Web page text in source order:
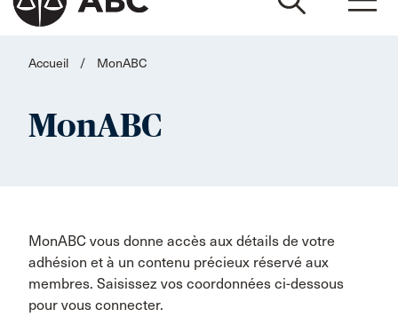
Accueil / MonABC
MonABC
MonABC vous donne accès aux détails de votre
adhésion et à un contenu précieux réservé aux
membres. Saisissez vos coordonnées ci-dessous
pour vous connecter.